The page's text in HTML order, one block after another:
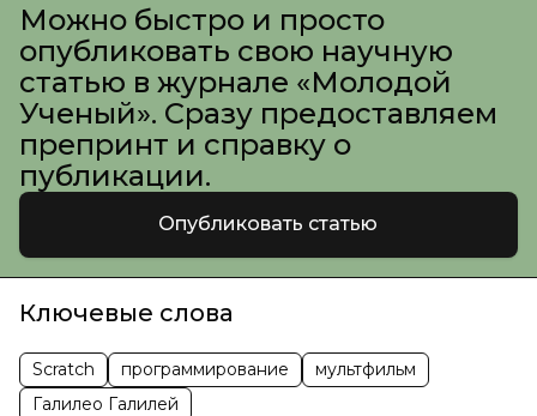
Можно быстро и просто
опубликовать свою научную
статью в журнале «Молодой
Ученый». Сразу предоставляем
препринт и справку о
публикации.
Опубликовать статью
Ключевые слова
Scratch программирование
мультфильм
Галилео Галилей